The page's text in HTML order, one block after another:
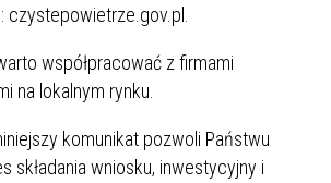
czystepowietrze.gov.pl.
współpracować z firmami
na lokalnym rynku.
komunikat pozwoli Państwu
składania wniosku, inwestycyjny i